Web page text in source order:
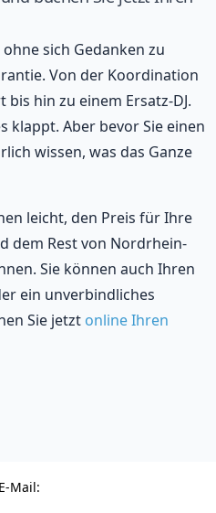
ohne sich Gedanken zu
Von der Koordination
hin zu einem Ersatz-DJ.
klappt. Aber bevor Sie einen
wissen, was das Ganze
leicht, den Preis für Ihre
dem Rest von Nordrhein-
Sie können auch Ihren
ein unverbindliches
Sie jetzt online Ihren
Mail: